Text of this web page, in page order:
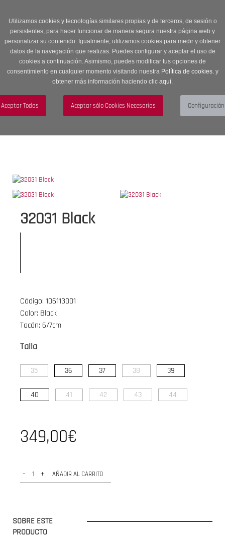
Utilizamos cookies y tecnologías similares propias y de terceros, de sesión o
persistentes, para hacer funcionar de manera segura nuestra página web y
personalizar su contenido. Igualmente, utilizamos cookies para medir y obtener
datos de la navegación que realizas. Puedes configurar y aceptar el uso de
cookies a continuación. Asimismo, puedes modificar tus opciones de
consentimiento en cualquier momento visitando nuestra Política de cookies.y
obtener más información haciendo clic aquí.
descuento en Sección OUTLET con código OUTLET20
navigation
Menú
32031 Black
Código: 106113001
Color: Black
Tacón: 6/7cm
Talla
35 36 37 38 39
40 41 42 43 44
349,00€
- + AÑADIR AL CARRITO
SOBRE ESTE
PRODUCTO